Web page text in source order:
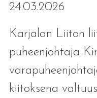
24.03.2026
Karjalan Liiton
puheenjohtaja
kiitoksena